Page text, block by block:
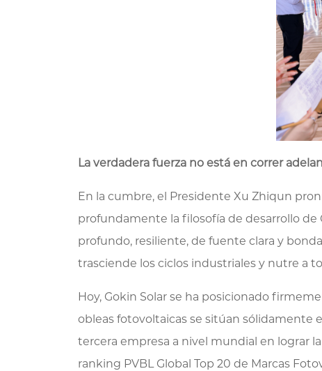
La verdadera fuerza no está en correr
En la cumbre, el Presidente Xu Zhiqun
profundamente la filosofía de desarrollo
profundo, resiliente, de fuente clara y
trasciende los ciclos industriales y nutre a
Hoy, Gokin Solar se ha posicionado
obleas fotovoltaicas se sitúan sólidamente
tercera empresa a nivel mundial en lograr
ranking PVBL Global Top 20 de Marcas